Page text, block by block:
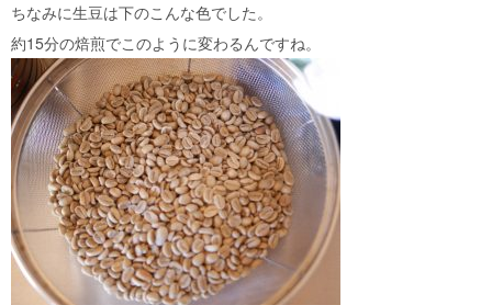
ちなみに生豆は下のこんな色でした。
約15分の焙煎でこのように変わるんですね。